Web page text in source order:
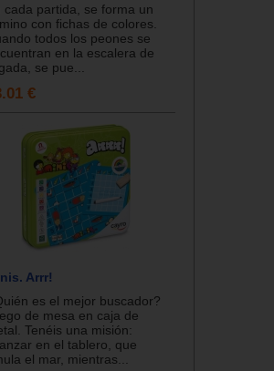
cada partida, se forma un
con fichas de colores.
todos los peones se
en la escalera de
se pue...
€
Arrr!
es el mejor buscador?
de mesa en caja de
Tenéis una misión:
en el tablero, que
el mar, mientras...